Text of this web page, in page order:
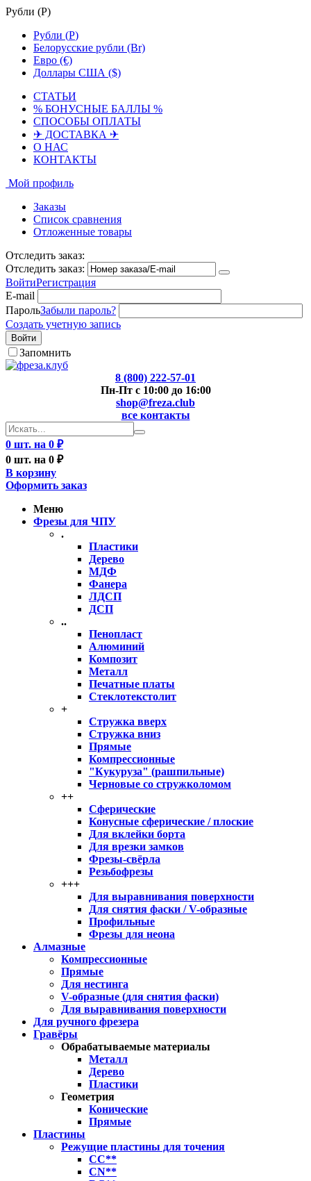
Рубли (Р)
Рубли (Р)
Белорусские рубли (Br)
Евро (€)
Доллары США ($)
СТАТЬИ
% БОНУСНЫЕ БАЛЛЫ %
СПОСОБЫ ОПЛАТЫ
✈ ДОСТАВКА ✈
О НАС
КОНТАКТЫ
Мой профиль
Заказы
Список сравнения
Отложенные товары
Отследить заказ:
Отследить заказ:
ВойтиРегистрация
E-mail
ПарольЗабыли пароль?
Создать учетную запись
Войти
Запомнить
8 (800) 222-57-01
Пн-Пт с 10:00 до 16:00
shop@freza.club
все контакты
0 шт. на 0 ₽
0 шт. на 0 ₽
В корзину
Оформить заказ
Меню
Фрезы для ЧПУ
.
Пластики
Дерево
МДФ
Фанера
ЛДСП
ДСП
..
Пенопласт
Алюминий
Композит
Металл
Печатные платы
Стеклотекстолит
+
Стружка вверх
Стружка вниз
Прямые
Компрессионные
"Кукуруза" (рашпильные)
Черновые со стружколомом
++
Сферические
Конусные сферические / плоские
Для вклейки борта
Для врезки замков
Фрезы-свёрла
Резьбофрезы
+++
Для выравнивания поверхности
Для снятия фаски / V-образные
Профильные
Фрезы для неона
Алмазные
Компрессионные
Прямые
Для нестинга
V-образные (для снятия фаски)
Для выравнивания поверхности
Для ручного фрезера
Гравёры
Обрабатываемые материалы
Металл
Дерево
Пластики
Геометрия
Конические
Прямые
Пластины
Режущие пластины для точения
CC**
CN**